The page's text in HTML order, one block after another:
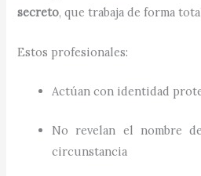
secreto, que trabaja de forma
Estos profesionales:
Actúan con identidad
No revelan el nombre
circunstancia